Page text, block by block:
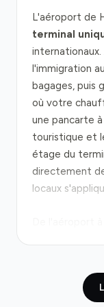
L'aéroport de
terminal
internationaux.
l'immigration
bagages, puis
où votre
une pancarte
touristique et
étage du
directement
locaux
kilomètres en
de circulation